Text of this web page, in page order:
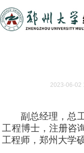
2023-06-
副总经理，总
工程博士，注册咨
工程师，郑州大学